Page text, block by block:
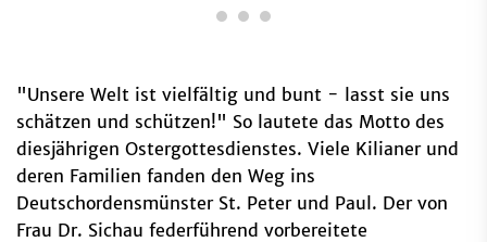
"Unsere Welt ist vielfältig und bunt - lasst sie uns
schätzen und schützen!" So lautete das Motto des
diesjährigen Ostergottesdienstes. Viele Kilianer und
deren Familien fanden den Weg ins
Deutschordensmünster St. Peter und Paul. Der von
Frau Dr. Sichau federführend vorbereitete